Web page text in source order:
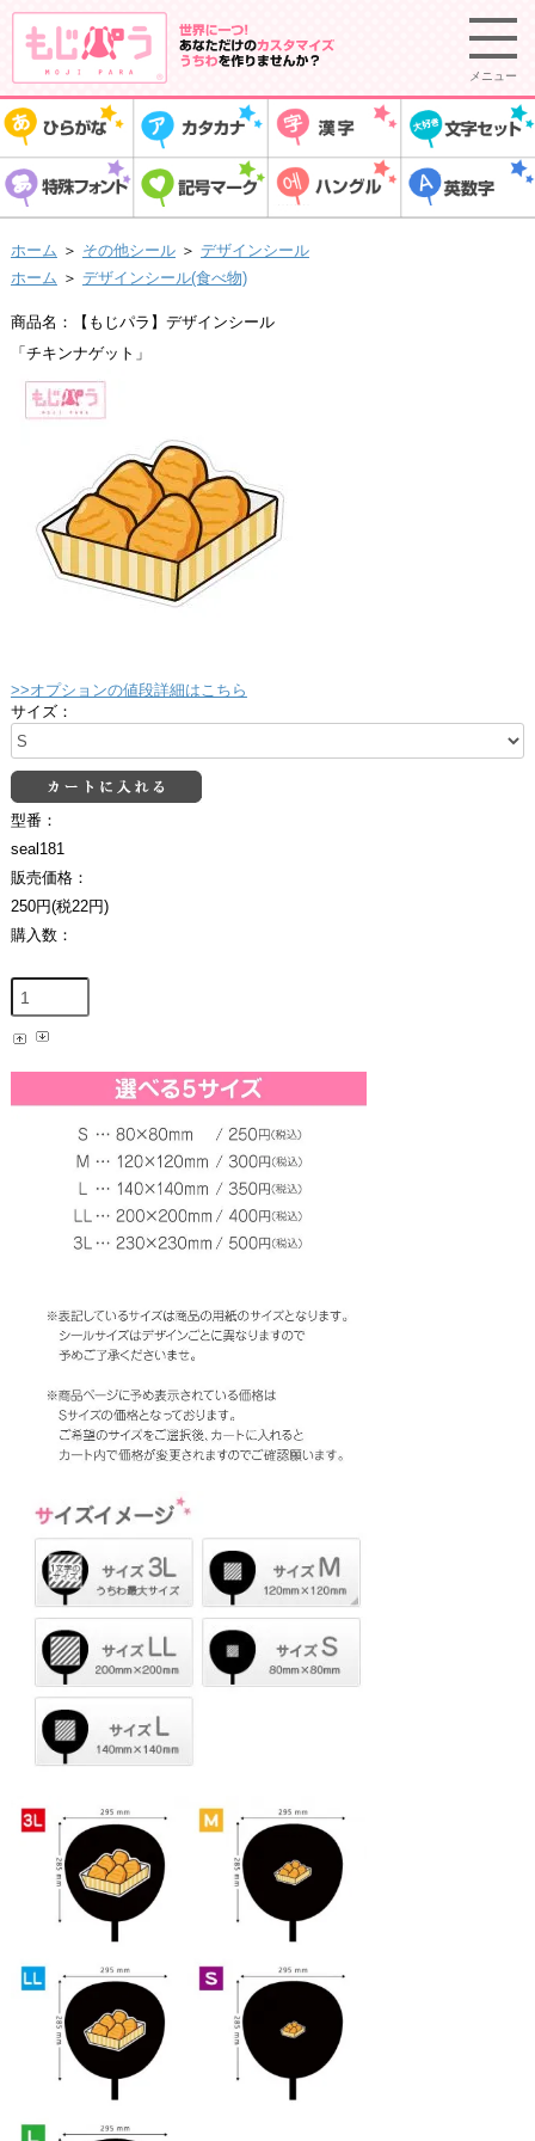
メニュー
ホーム ＞ その他シール ＞ デザインシール
ホーム ＞ デザインシール(食べ物)
商品名：【もじパラ】デザインシール
「チキンナゲット」
>>オプションの値段詳細はこちら
サイズ：
型番：
seal181
販売価格：
250円(税22円)
購入数：